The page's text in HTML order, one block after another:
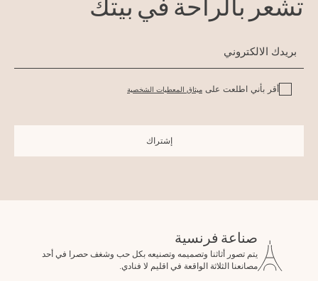
تشعر بالراحة في بيتك
أقر بأني اطلعت على ميثاق المعطيات الشخصية
إشتراك
صناعة فرنسية
يتم تصور أثاثنا وتصميمه وتصنيعه بكل حب وشغف حصرا في أحد
مصانعنا الثلاثة الواقعة في اقليم لا فنادي.